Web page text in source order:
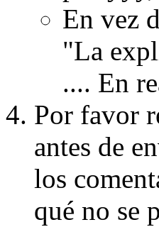
En vez
"La
.... En
Por favor
antes de
los
qué no se